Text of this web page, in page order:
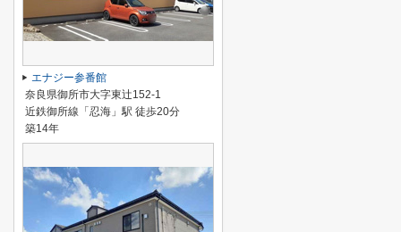
エナジー参番館
奈良県御所市大字東辻152-1
近鉄御所線「忍海」駅 徒歩20分
築14年